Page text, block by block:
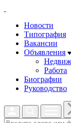
Новости
Типография
Вакансии
Объявления
Работа
Биографии
Руководство